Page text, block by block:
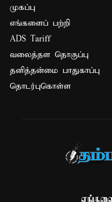
முகப்பு
எங்களைப் பற்றி
ADS Tariff
வலைத்தள தொகுப்பு
தனித்தன்மை பாதுகாப்பு
தொடர்புகொள்ள